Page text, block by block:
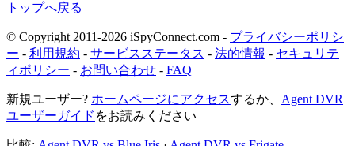
トップへ戻る
© Copyright 2011-2026 iSpyConnect.com - プライバシーポリシ
ー - 利用規約 - サービスステータス - 法的情報 - セキュリテ
ィポリシー - お問い合わせ - FAQ
新規ユーザー? ホームページにアクセスするか、 Agent DVR
ユーザーガイド をお読みください